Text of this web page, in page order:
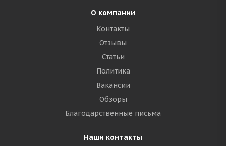
О компании
Контакты
Отзывы
Статьи
Политика
Вакансии
Обзоры
Благодарственные письма
Наши контакты